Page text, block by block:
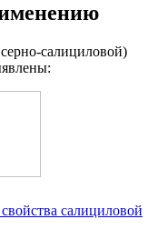
салициловой)
салициловой